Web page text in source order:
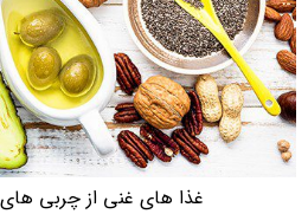
غذا های غنی از چربی